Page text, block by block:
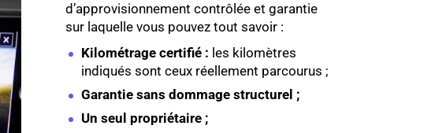
d’approvisionnement contrôlée et garantie
sur laquelle vous pouvez tout savoir :
Kilométrage certifié : les kilomètres
indiqués sont ceux réellement parcourus ;
Garantie sans dommage structurel ;
Un seul propriétaire ;